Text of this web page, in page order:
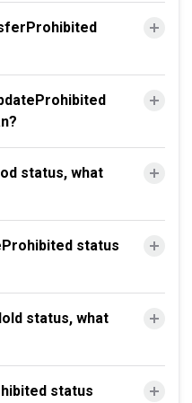
status, what
status
status, what
status